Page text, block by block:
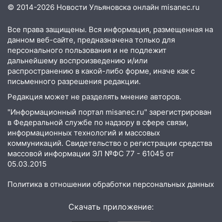
13:30 В Димитровграде на улице
13:00 Водитель без прав врезался в
припаркованный автомобиль
12:37 Переезжал «зебру» на
велосипеде и попал под колеса
12:18
Вспыхнул изнутри: в
Железнодорожном районе горела дача
11:33 В Засвияжье под колёса авто
попал мужчина
11:17
В Радищевском районе сгорели
хозяйственные постройки
11:00 В Канадее горел жилой дом
Губернатор Ульяновской области:
© 2014-2026 Новости Ульяновска онлайн misanec.ru
Все права защищены. Вся информация, размещенная на
данном веб-сайте, предназначена только для
персонального пользования и не подлежит
дальнейшему воспроизведению и/или
распространению в какой-либо форме, иначе как с
письменного разрешения редакции.
Редакция может не разделять мнение авторов.
"Информационный портал misanec.ru" зарегистрирован
в Федеральной службе по надзору в сфере связи,
информационных технологий и массовых
коммуникаций. Свидетельство о регистрации средства
массовой информации ЭЛ №ФС 77 - 61045 от
05.03.2015
Политика в отношении обработки персональных данных
Скачать приложение: